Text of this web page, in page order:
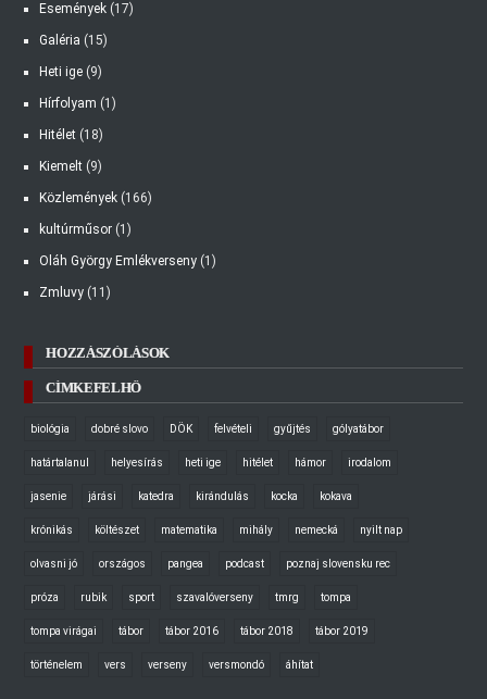
Események (17)
Galéria (15)
Heti ige (9)
Hírfolyam (1)
Hitélet (18)
Kiemelt (9)
Közlemények (166)
kultúrműsor (1)
Oláh György Emlékverseny (1)
Zmluvy (11)
HOZZÁSZÓLÁSOK
CÍMKEFELHŐ
biológia dobré slovo DÖK felvételi gyűjtés gólyatábor
határtalanul helyesírás heti ige hitélet hámor irodalom
jasenie járási katedra kirándulás kocka kokava
krónikás költészet matematika mihály nemecká nyilt nap
olvasni jó országos pangea podcast poznaj slovensku rec
próza rubik sport szavalóverseny tmrg tompa
tompa virágai tábor tábor 2016 tábor 2018 tábor 2019
történelem vers verseny versmondó áhítat